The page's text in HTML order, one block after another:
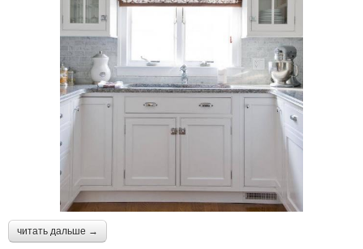
читать дальше →